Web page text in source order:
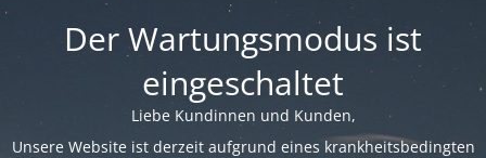
Der Wartungsmodus ist
eingeschaltet
Liebe Kundinnen und Kunden,
Unsere Website ist derzeit aufgrund eines krankheitsbedingten